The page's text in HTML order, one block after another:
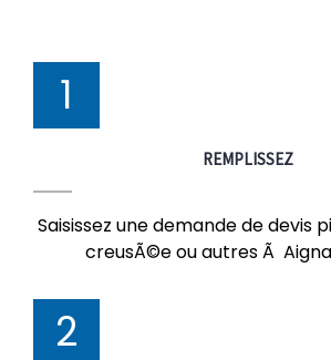
1
REMPLISSEZ
Saisissez une demande de devis
creusÃ©e ou autres Ã
2